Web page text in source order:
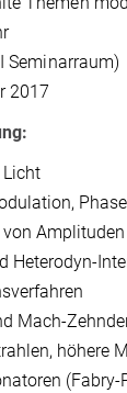
Seminarraum)
2017
Licht
Heterodyn-
Mach-
höhere
(Fabry-